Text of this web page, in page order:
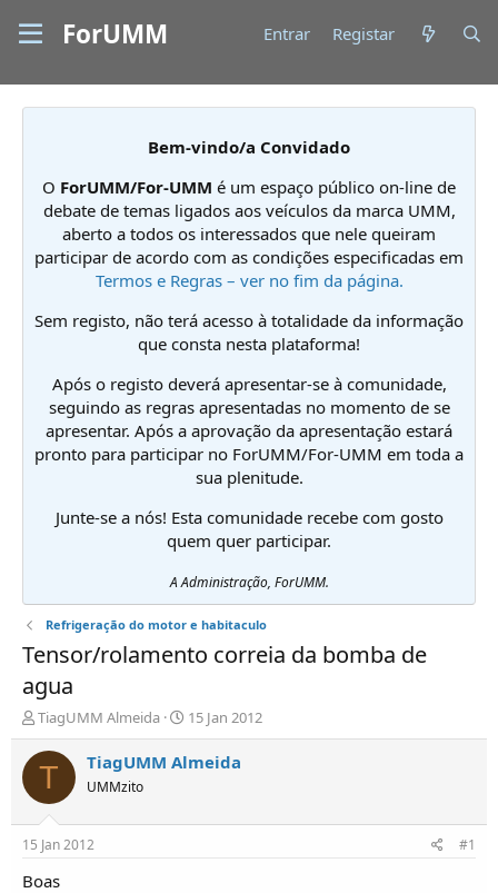
ForUMM Entrar Registar
Bem-vindo/a Convidado
O ForUMM/For-UMM é um espaço público on-line de
debate de temas ligados aos veículos da marca UMM,
aberto a todos os interessados que nele queiram
participar de acordo com as condições especificadas em
Termos e Regras – ver no fim da página.
Sem registo, não terá acesso à totalidade da informação
que consta nesta plataforma!
Após o registo deverá apresentar-se à comunidade,
seguindo as regras apresentadas no momento de se
apresentar. Após a aprovação da apresentação estará
pronto para participar no ForUMM/For-UMM em toda a
sua plenitude.
Junte-se a nós! Esta comunidade recebe com gosto
quem quer participar.
A Administração, ForUMM.
Refrigeração do motor e habitaculo
Tensor/rolamento correia da bomba de
agua
I
n
i
c
i
d
o
r
TiagUMM Almeida
D
a
t
15 Jan 2012
T TiagUMM Almeida
UMMzito
15 Jan 2012 #1
Boas